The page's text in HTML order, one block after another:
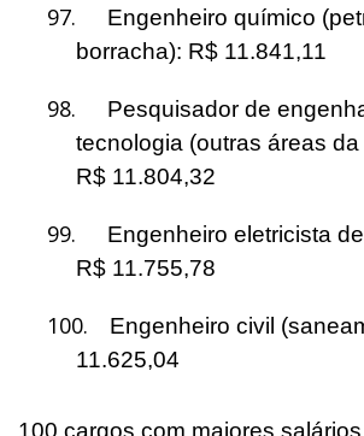
97.
Engenheiro químico
borracha): R$ 11.841,11
98.
Pesquisador de
tecnologia (outras áreas
R$ 11.804,32
99.
Engenheiro eletricista
R$ 11.755,78
100.
Engenheiro civil
11.625,04
100 cargos com maiores